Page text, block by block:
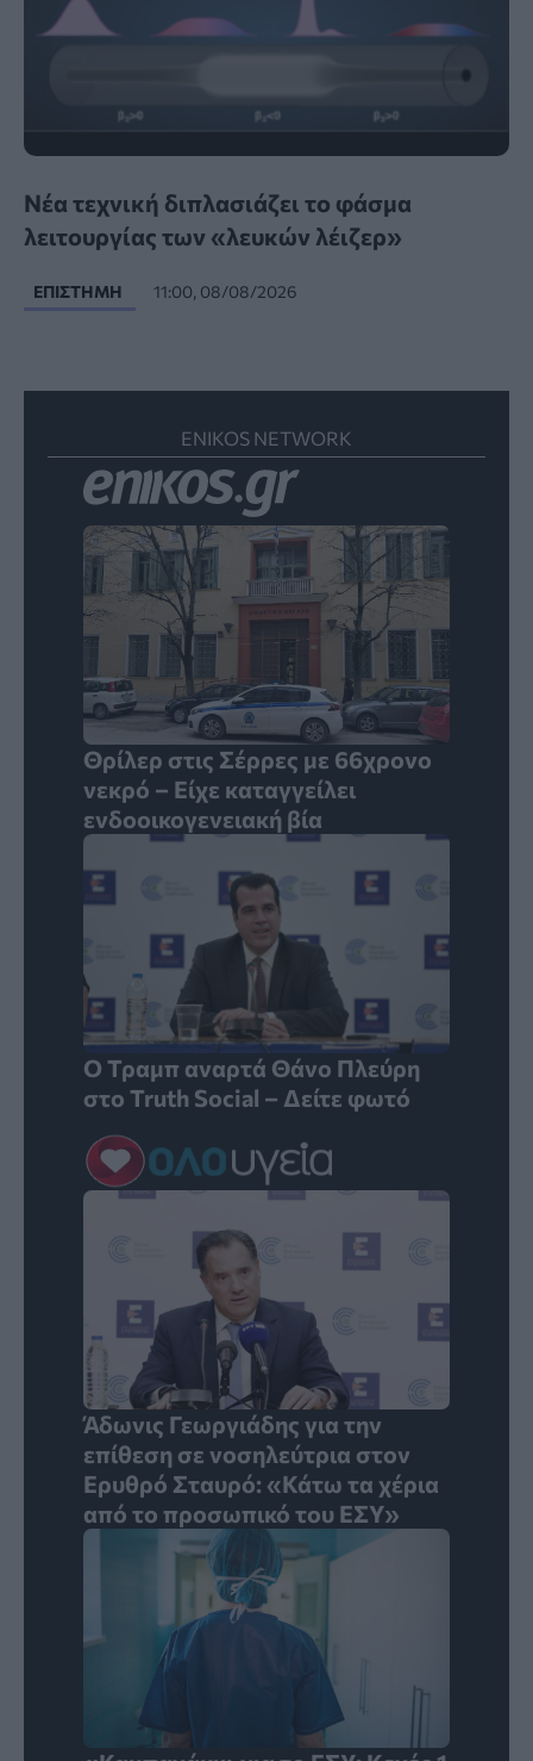
Νέα τεχνική διπλασιάζει το φάσμα
λειτουργίας των «λευκών λέιζερ»
ΕΠΙΣΤΉΜΗ 11:00, 08/08/2026
ENIKOS NETWORK
Θρίλερ στις Σέρρες με 66χρονο
νεκρό – Είχε καταγγείλει
ενδοοικογενειακή βία
Ο Τραμπ αναρτά Θάνο Πλεύρη
στο Truth Social – Δείτε φωτό
Άδωνις Γεωργιάδης για την
επίθεση σε νοσηλεύτρια στον
Ερυθρό Σταυρό: «Κάτω τα χέρια
από το προσωπικό του ΕΣΥ»